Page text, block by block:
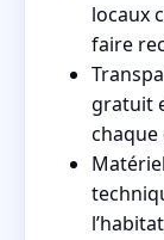
locaux
faire
gratuit